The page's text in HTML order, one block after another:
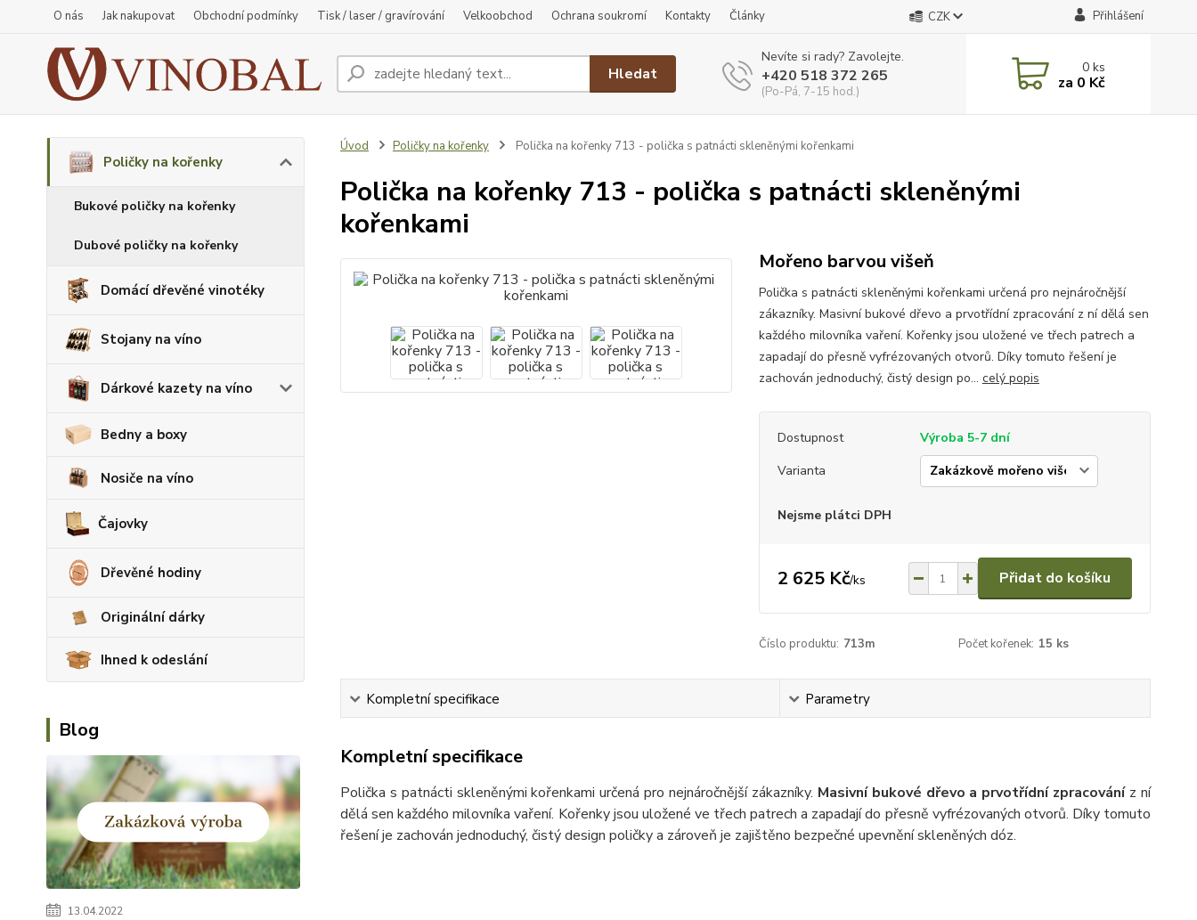
O nás Jak nakupovat Obchodní podmínky Tisk / laser / gravírování Velkoobchod Ochrana soukromí Kontakty Články CZK Přihlášení
Hledat
Nevíte si rady? Zavolejte.
+420 518 372 265
(Po-Pá, 7-15 hod.)
0ks
za 0 Kč
Poličky na kořenky
Bukové poličky na kořenky
Dubové poličky na kořenky
Domácí dřevěné vinotéky
Stojany na víno
Dárkové kazety na víno
Bedny a boxy
Nosiče na víno
Čajovky
Dřevěné hodiny
Originální dárky
Ihned k odeslání
Blog
13.04.2022
Úvod Poličky na kořenky Polička na kořenky 713 - polička s patnácti skleněnými kořenkami
Polička na kořenky 713 - polička s patnácti skleněnými
kořenkami
Mořeno barvou višeň
Polička s patnácti skleněnými kořenkami určená pro nejnáročnější
zákazníky. Masivní bukové dřevo a prvotřídní zpracování z ní dělá sen
každého milovníka vaření. Kořenky jsou uložené ve třech patrech a
zapadají do přesně vyfrézovaných otvorů. Díky tomuto řešení je
zachován jednoduchý, čistý design po... celý popis
Dostupnost
Výroba 5-7 dní
Varianta
Nejsme plátci DPH
2 625 Kč/ks Přidat do košíku
Číslo produktu: 713m Počet kořenek: 15 ks
Kompletní specifikace Parametry
Kompletní specifikace
Polička s patnácti skleněnými kořenkami určená pro nejnáročnější zákazníky. Masivní bukové dřevo a prvotřídní zpracováníz ní
dělá sen každého milovníka vaření. Kořenky jsou uložené ve třech patrech a zapadají do přesně vyfrézovaných otvorů. Díky tomuto
řešení je zachován jednoduchý, čistý design poličky a zároveň je zajištěno bezpečné upevnění skleněných dóz.